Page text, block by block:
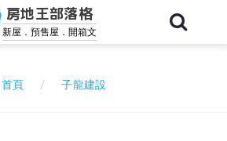
房地王部落格
新屋．預售屋．開箱文
首頁 子龍建設